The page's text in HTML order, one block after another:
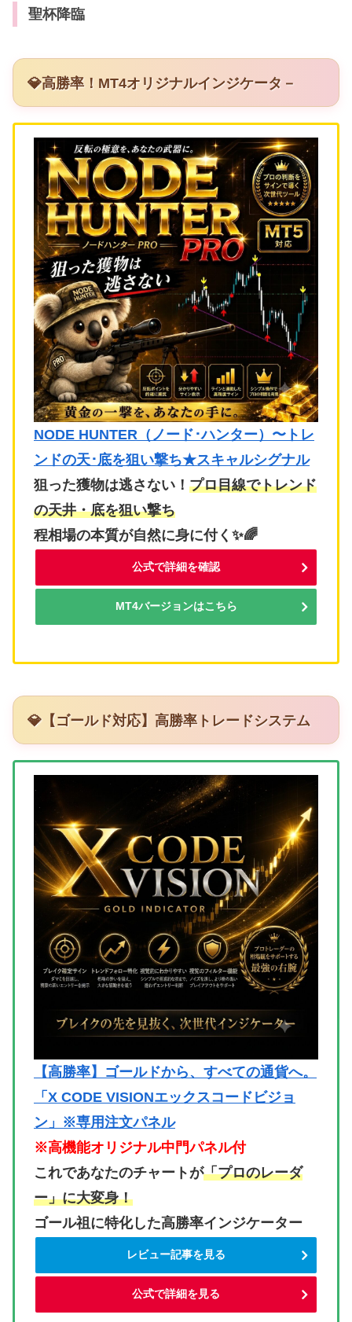
聖杯降臨
💎高勝率！MT4オリジナルインジケータ－
NODE HUNTER（ノード･ハンター）〜トレ
ンドの天･底を狙い撃ち★スキャルシグナル
狙った獲物は逃さない！ プロ目線でトレンド
の天井・底を狙い撃ち
程相場の本質が自然に身に付く✨🌈
公式で詳細を確認
MT4バージョンはこちら
💎【ゴールド対応】高勝率トレードシステム
【高勝率】ゴールドから、すべての通貨へ。
「X CODE VISIONエックスコードビジョ
ン」※専用注文パネル
※高機能オリジナル中門パネル付
これであなたのチャートが「プロのレーダ
ー」に大変身！
ゴール祖に特化した高勝率インジケーター
レビュー記事を見る
公式で詳細を見る